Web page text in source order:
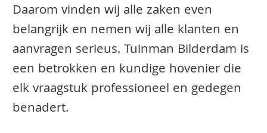
Daarom vinden wij alle zaken even
belangrijk en nemen wij alle klanten en
aanvragen serieus. Tuinman Bilderdam is
een betrokken en kundige hovenier die
elk vraagstuk professioneel en gedegen
benadert.